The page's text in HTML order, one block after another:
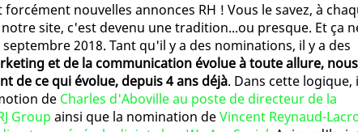
nouvelles annonces RH ! Vous le savez, à
site, c'est devenu une tradition...ou presque. Et ça
2018. Tant qu'il y a des nominations, il y a des
et de la communication évolue à toute allure, nous
de ce qui évolue, depuis 4 ans déjà. Dans cette logique,
de Charles d'Aboville au poste de directeur de la
Group ainsi que la nomination deVincent Reynaud-